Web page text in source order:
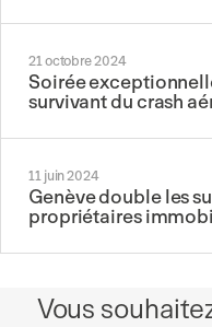
21 octobre 2024
Soirée
survivant du crash
11 juin 2024
Genève double les
propriétaires
Vous